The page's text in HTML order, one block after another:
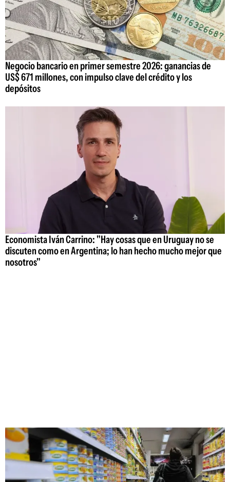
Negocio bancario en primer semestre 2026: ganancias de
US$ 671 millones, con impulso clave del crédito y los
depósitos
Economista Iván Carrino: "Hay cosas que en Uruguay no se
discuten como en Argentina; lo han hecho mucho mejor que
nosotros"